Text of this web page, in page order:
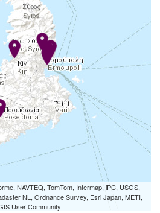
NAVTEQ, TomTom, Intermap, iPC, USGS,
NL, Ordnance Survey, Esri Japan, METI,
User Community